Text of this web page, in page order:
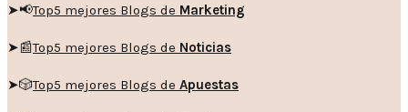
➤📢Top5 mejores Blogs de Marketing
➤📰Top5 mejores Blogs de Noticias
➤🎲Top5 mejores Blogs de Apuestas